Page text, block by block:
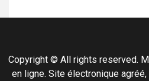
Copyright © All rights reserved.
en ligne. Site électronique